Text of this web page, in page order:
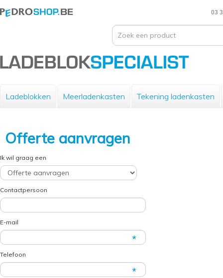
03
Ladeblokken Meerladenkasten Tekening ladenkasten
Offerte aanvragen
Ik wil graag een
Contactpersoon
E-mail
Telefoon